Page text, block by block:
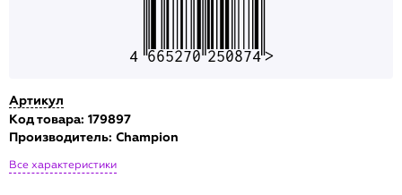
Артикул
Код товара: 179897
Производитель: Champion
Все характеристики